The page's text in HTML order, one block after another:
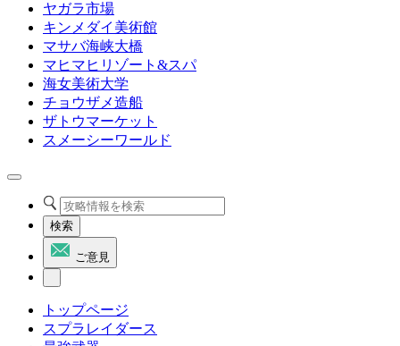
ヤガラ市場
キンメダイ美術館
マサバ海峡大橋
マヒマヒリゾート&スパ
海女美術大学
チョウザメ造船
ザトウマーケット
スメーシーワールド
検索
ご意見
トップページ
スプラレイダース